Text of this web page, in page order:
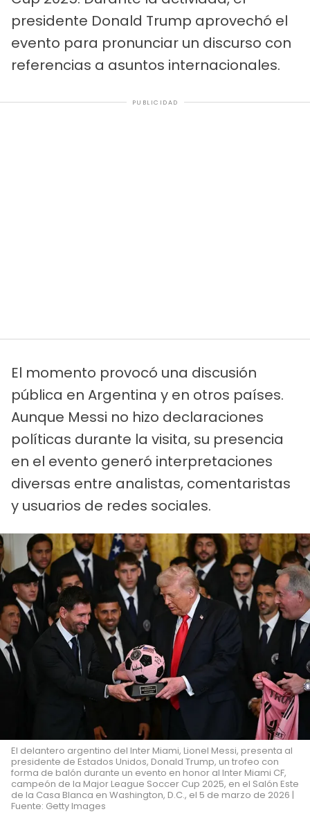
presidente Donald Trump aprovechó el
evento para pronunciar un discurso con
referencias a asuntos internacionales.
PUBLICIDAD
El momento provocó una discusión
pública en Argentina y en otros países.
Aunque Messi no hizo declaraciones
políticas durante la visita, su presencia
en el evento generó interpretaciones
diversas entre analistas, comentaristas
y usuarios de redes sociales.
El delantero argentino del Inter Miami, Lionel Messi, presenta al
presidente de Estados Unidos, Donald Trump, un trofeo con
forma de balón durante un evento en honor al Inter Miami CF,
campeón de la Major League Soccer Cup 2025, en el Salón Este
de la Casa Blanca en Washington, D.C., el 5 de marzo de 2026 |
Fuente: Getty Images